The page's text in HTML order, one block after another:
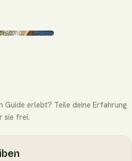
Guide erlebt? Teile deine Erfahrung
sie frei.